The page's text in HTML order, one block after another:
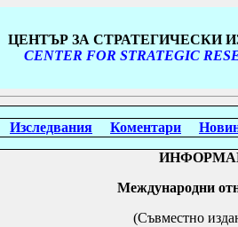
ЦЕНТЪР ЗА СТРАТЕГИЧЕСКИ
CENTER FOR STRATEGIC
Изследвания Коментари
Международни
(Съвместно